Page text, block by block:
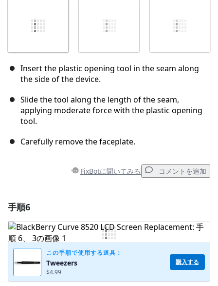
Insert the plastic opening tool in the seam along
the side of the device.
Slide the tool along the length of the seam,
applying moderate force with the plastic opening
tool.
Carefully remove the faceplate.
FixBotに聞いてみる コメントを追加
コメントを追加
手順6
この手順で使用する道具：
Tweezers
$4.99
購入する